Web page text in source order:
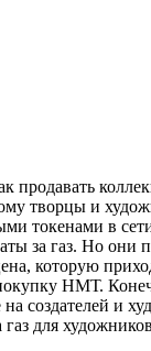
продавать
творцы и
токенами в
за газ. Но они
которую
НМТ.
на создателей и
для